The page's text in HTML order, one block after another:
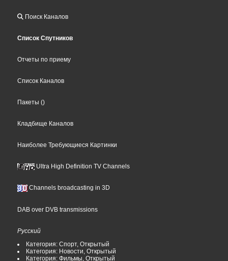
Поиск Каналов
Список Спутников
Отчеты по приему
Список Каналов
Пакеты ()
Кладбище Каналов
Наиболее Требующиеся Картинки
Ultra High Definition TV Channels
Channels broadcasting in 3D
DAB over DVB transmissions
Русский
Категория: Спорт, Открытый
Категория: Новости, Открытый
Категория: Фильмы, Открытый